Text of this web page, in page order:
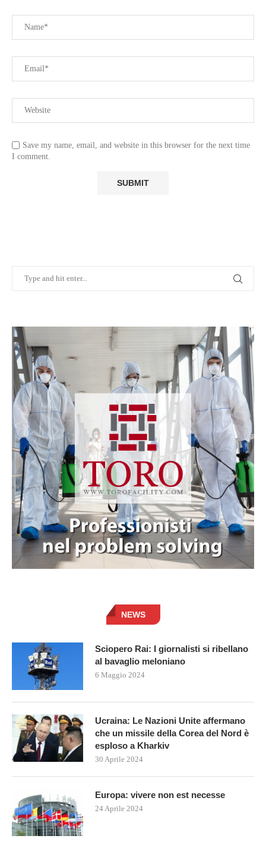
Save my name, email, and website in this browser for the next time
I comment.
NEWS
Sciopero Rai: I giornalisti si ribellano
al bavaglio meloniano
6 Maggio 2024
Ucraina: Le Nazioni Unite affermano
che un missile della Corea del Nord è
esploso a Kharkiv
30 Aprile 2024
Europa: vivere non est necesse
24 Aprile 2024